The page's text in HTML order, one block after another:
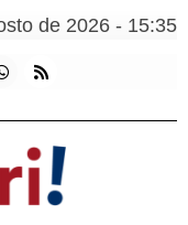
de 2026 - 15:35